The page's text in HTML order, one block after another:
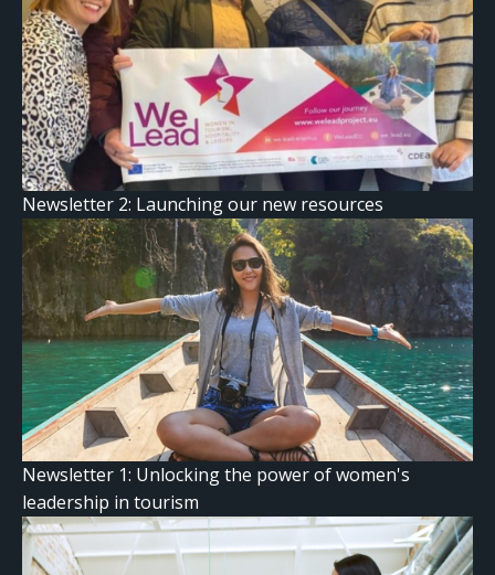
Newsletter 2: Launching our new resources
Newsletter 1: Unlocking the power of women's
leadership in tourism